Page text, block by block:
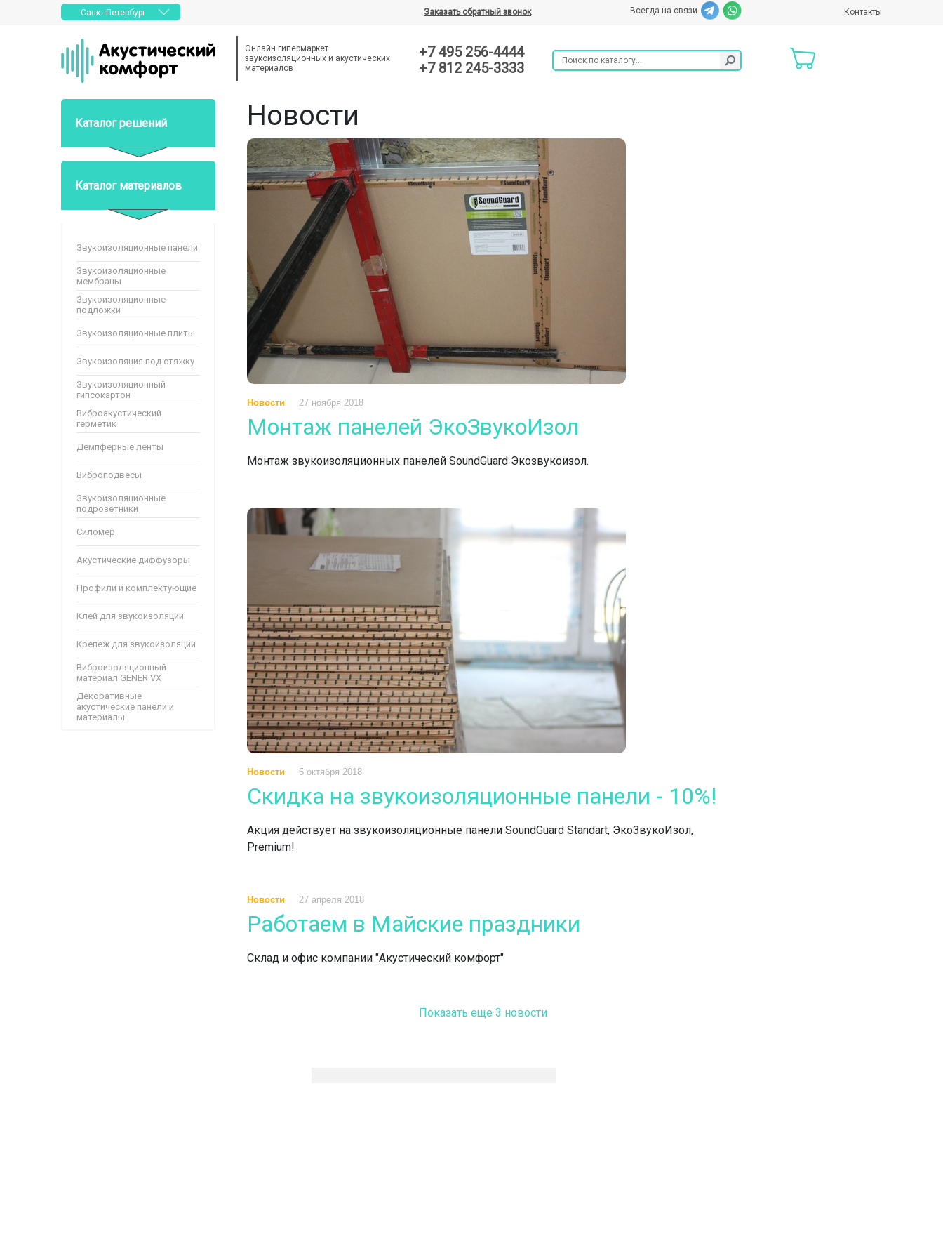
Санкт-Петербург Заказать обратный звонок Всегда на связи Контакты
Онлайн гипермаркет
звукоизоляционных и акустических
материалов
+7 495 256-4444
+7 812 245-3333
Каталог решений
Каталог материалов
Звукоизоляционные панели
Звукоизоляционные
мембраны
Звукоизоляционные
подложки
Звукоизоляционные плиты
Звукоизоляция под стяжку
Звукоизоляционный
гипсокартон
Виброакустический
герметик
Демпферные ленты
Виброподвесы
Звукоизоляционные
подрозетники
Силомер
Акустические диффузоры
Профили и комплектующие
Клей для звукоизоляции
Крепеж для звукоизоляции
Виброизоляционный
материал GENER VX
Декоративные
акустические панели и
материалы
Новости
Новости 27 ноября 2018
Монтаж панелей ЭкоЗвукоИзол
Монтаж звукоизоляционных панелей SoundGuard Экозвукоизол.
Новости 5 октября 2018
Скидка на звукоизоляционные панели - 10%!
Акция действует на звукоизоляционные панели SoundGuard Standart, ЭкоЗвукоИзол,
Premium!
Новости 27 апреля 2018
Работаем в Майские праздники
Склад и офис компании "Акустический комфорт"
Показать еще 3 новости